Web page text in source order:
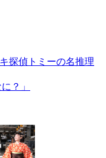
探偵トミーの名推理
？」